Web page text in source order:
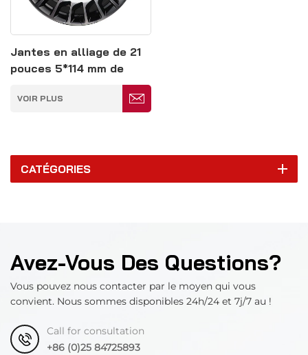
Jantes en alliage de 21
pouces 5*114 mm de
couleur argent et noir
VOIR PLUS
CATÉGORIES
Avez-Vous Des Questions?
Vous pouvez nous contacter par le moyen qui vous
convient. Nous sommes disponibles 24h/24 et 7j/7 au !
Call for consultation
+86 (0)25 84725893